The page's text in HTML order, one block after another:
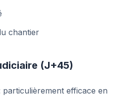
chantier
(J+45)
particulièrement efficace en